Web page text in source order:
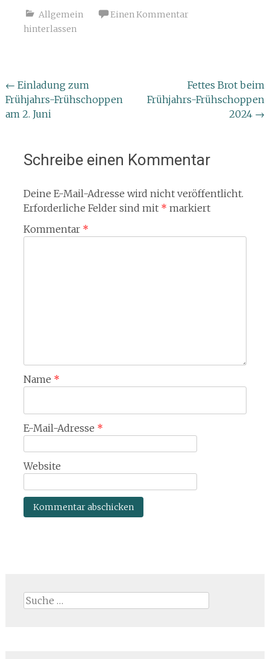
Allgemein
Einen Kommentar
hinterlassen
Beitragsnavigation
← Einladung zum
Frühjahrs-Frühschoppen
am 2. Juni
Fettes Brot beim
Frühjahrs-Frühschoppen
2024 →
Schreibe einen Kommentar
Deine E-Mail-Adresse wird nicht veröffentlicht.
Erforderliche Felder sind mit * markiert
Kommentar *
Name *
E-Mail-Adresse *
Website
Suche